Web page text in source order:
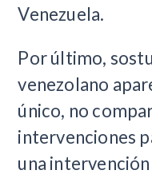
Venezuela.
Por último,
venezolano
único, no
intervenciones
una